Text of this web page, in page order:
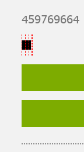
459769664